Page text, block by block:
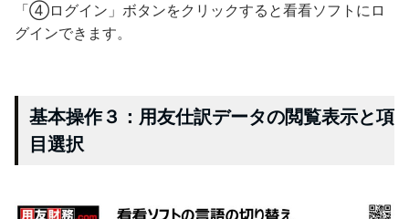
「④ログイン」ボタンをクリックすると看看ソフトにロ
グインできます。
基本操作３：用友仕訳データの閲覧表示と項
目選択